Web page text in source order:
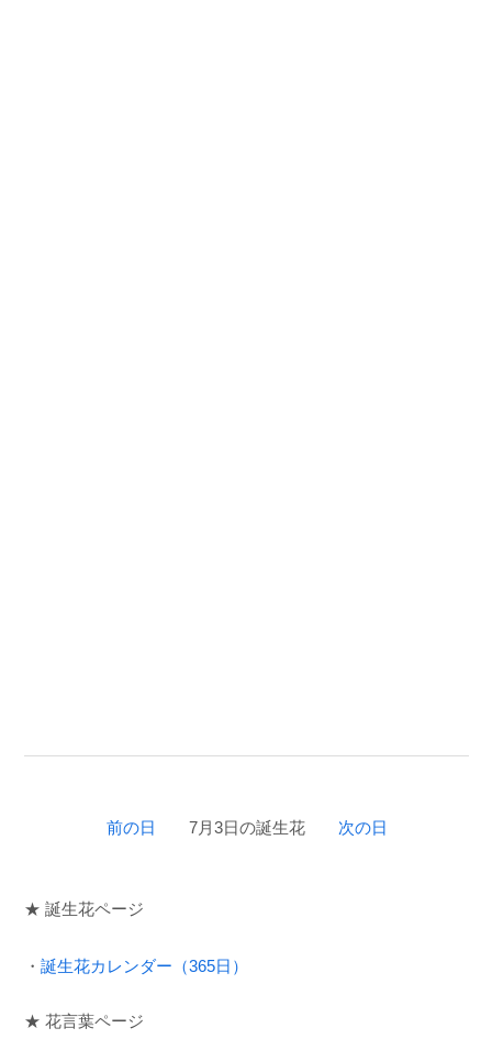
前の日 7月3日の誕生花 次の日
★ 誕生花ページ
・ 誕生花カレンダー（365日）
★ 花言葉ページ